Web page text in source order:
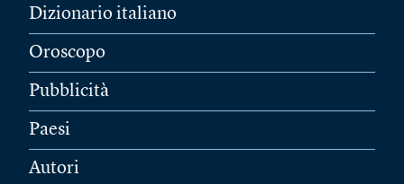
Dizionario italiano
Oroscopo
Pubblicità
Paesi
Autori